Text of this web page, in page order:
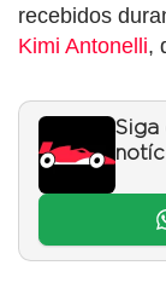
recebidos
Kimi Antonelli,
Siga